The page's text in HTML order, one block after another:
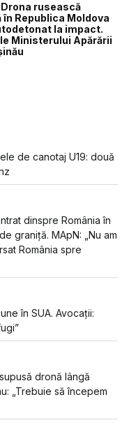
Drona rusească
în Republica Moldova
la impact.
Ministerului Apărării
de canotaj U19: două
dinspre România în
graniță. MApN: „Nu am
România spre
în SUA. Avocații:
dronă lângă
„Trebuie să începem